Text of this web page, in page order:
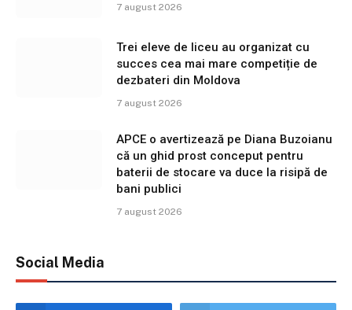
7 august 2026
Trei eleve de liceu au organizat cu
succes cea mai mare competiție de
dezbateri din Moldova
7 august 2026
APCE o avertizează pe Diana Buzoianu
că un ghid prost conceput pentru
baterii de stocare va duce la risipă de
bani publici
7 august 2026
Social Media